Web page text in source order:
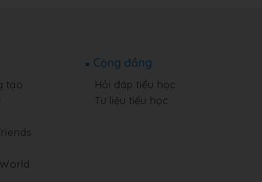
tạo
Cộng đồng
Hỏi đáp tiểu học
Tư liệu tiểu học